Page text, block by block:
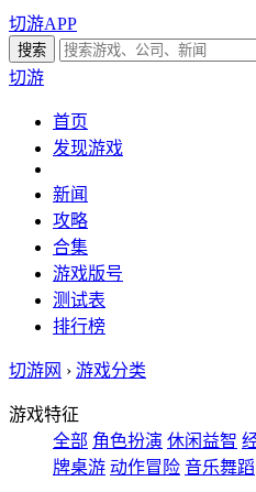
切游APP
切游
首页
发现游戏
新闻
攻略
合集
游戏版号
测试表
排行榜
切游网 › 游戏分类
游戏特征
全部 角色扮演 休闲益智
牌桌游 动作冒险 音乐舞蹈